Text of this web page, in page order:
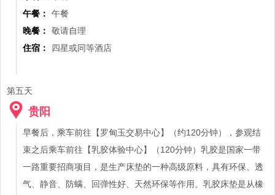
午餐：
午餐
晚餐：
敬请自理
住宿：
四星或同等酒店
第五天
贵阳
早餐后，乘车前往【罗甸玉交易中心】（约120分钟），参观结
束之后乘车前往【乳胶体验中心】（120分钟）乳胶是国家一带
一路重要招商项目，是生产床垫的一种高级原料，具有环保、透
气、静音、防螨、回弹性好、天然环保等作用。乳胶床垫是从橡